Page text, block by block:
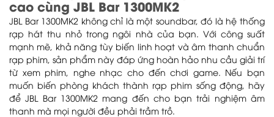
cao cùng JBL Bar 1300MK2
JBL Bar 1300MK2 không chỉ là một soundbar, đó là hệ thống
rạp hát thu nhỏ trong ngôi nhà của bạn. Với công suất
mạnh mẽ, khả năng tùy biến linh hoạt và âm thanh chuẩn
rạp phim, sản phẩm này đáp ứng hoàn hảo nhu cầu giải trí
từ xem phim, nghe nhạc cho đến chơi game. Nếu bạn
muốn biến phòng khách thành rạp phim sống động, hãy
để JBL Bar 1300MK2 mang đến cho bạn trải nghiệm âm
thanh mà mọi người đều phải trầm trồ.